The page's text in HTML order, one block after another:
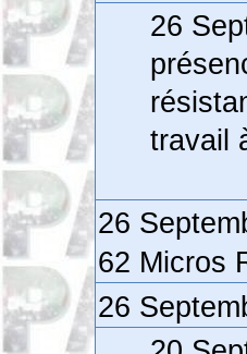
26
travail
26
62 Micros
26